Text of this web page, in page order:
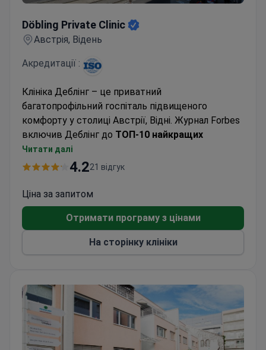
Döbling Private Clinic
Австрія, Відень
Акредитації :
Клініка Деблінг – це приватний
багатопрофільний госпіталь підвищеного
комфорту у столиці Австрії, Відні. Журнал Forbes
включив Деблінг до ТОП-10 найкращих
лікарень світу
Медичний центр спеціалізується
гастроентерології та хірургії.
Щорічно тут проходять лікуванняпонад 14 000
з Австрії та з-за кордону.
Читати далі
4.221 відгук
Ціна за запитом
Отримати програму з цінами
На сторінку клініки